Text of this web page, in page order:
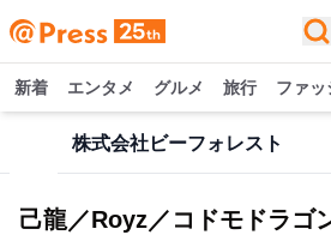
新着 エンタメ グルメ 旅行 ファッ
株式会社ビーフォレスト
己龍／Royz／コドモドラゴ